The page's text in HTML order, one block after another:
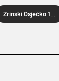
Zrinski Osječko 1664